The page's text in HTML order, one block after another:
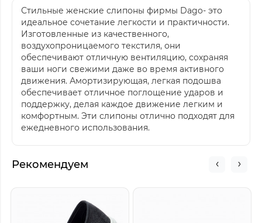
Стильные женские слипоны фирмы Dago- это
идеальное сочетание легкости и практичности.
Изготовленные из качественного,
воздухопроницаемого текстиля, они
обеспечивают отличную вентиляцию, сохраняя
ваши ноги свежими даже во время активного
движения. Амортизирующая, легкая подошва
обеспечивает отличное поглощение ударов и
поддержку, делая каждое движение легким и
комфортным. Эти слипоны отлично подходят для
ежедневного использования.
Рекомендуем